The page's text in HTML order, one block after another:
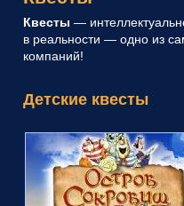
Квесты —
в реальности — одно из
компаний!
Детские квесты